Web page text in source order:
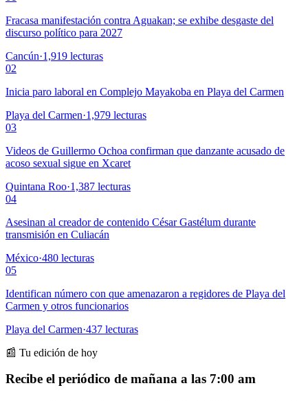
Fracasa manifestación contra Aguakan; se exhibe desgaste del
discurso político para 2027
Cancún·1,919 lecturas
02
Inicia paro laboral en Complejo Mayakoba en Playa del Carmen
Playa del Carmen·1,979 lecturas
03
Videos de Guillermo Ochoa confirman que danzante acusado de
acoso sexual sigue en Xcaret
Quintana Roo·1,387 lecturas
04
Asesinan al creador de contenido César Gastélum durante
transmisión en Culiacán
México·480 lecturas
05
Identifican número con que amenazaron a regidores de Playa del
Carmen y otros funcionarios
Playa del Carmen·437 lecturas
📰 Tu edición de hoy
Recibe el periódico de mañana a las 7:00 am